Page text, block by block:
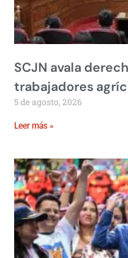
SCJN avala
trabajadores
5 de agosto, 2026
Leer más »